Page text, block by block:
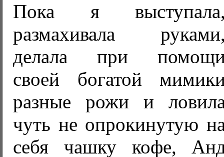
Пока я
размахивала
делала при
своей богатой
разные рожи и
чуть не опрокинутую
себя чашку кофе,